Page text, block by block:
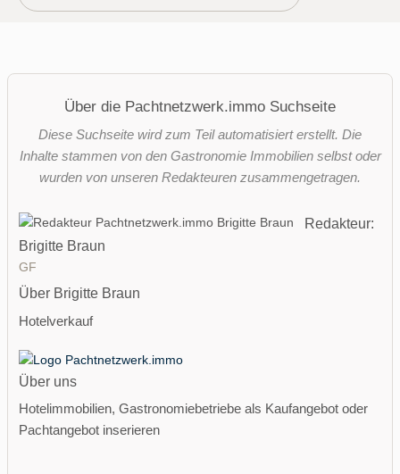
Über die Pachtnetzwerk.immo Suchseite
Diese Suchseite wird zum Teil automatisiert erstellt. Die
Inhalte stammen von den Gastronomie Immobilien selbst oder
wurden von unseren Redakteuren zusammengetragen.
Redakteur:
Brigitte Braun
GF
Über Brigitte Braun
Hotelverkauf
Über uns
Hotelimmobilien, Gastronomiebetriebe als Kaufangebot oder
Pachtangebot inserieren